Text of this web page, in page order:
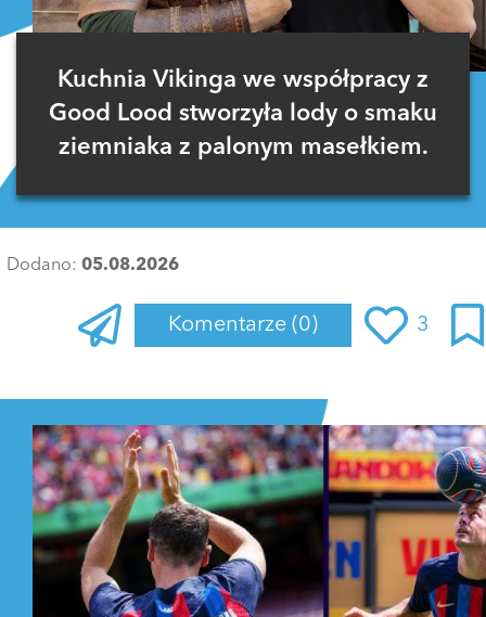
Kuchnia Vikinga we współpracy z
Good Lood stworzyła lody o smaku
ziemniaka z palonym masełkiem.
Dodano: 05.08.2026
Komentarze (0) 3